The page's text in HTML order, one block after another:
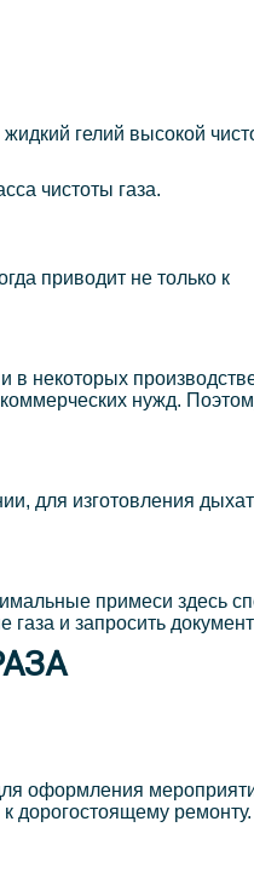
гелий высокой
чистоты газа.
приводит не только к
в некоторых
нужд.
для изготовления
примеси здесь
газа и запросить
оформления
дорогостоящему ремонту.